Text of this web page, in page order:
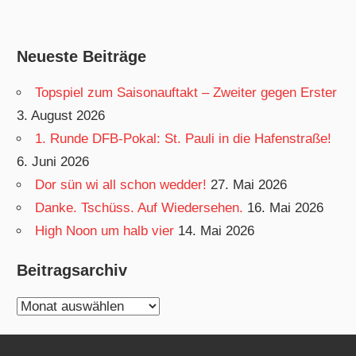
Neueste Beiträge
Topspiel zum Saisonauftakt – Zweiter gegen Erster
3. August 2026
1. Runde DFB-Pokal: St. Pauli in die Hafenstraße!
6. Juni 2026
Dor sün wi all schon wedder! 27. Mai 2026
Danke. Tschüss. Auf Wiedersehen. 16. Mai 2026
High Noon um halb vier 14. Mai 2026
Beitragsarchiv
Beitragsarchiv